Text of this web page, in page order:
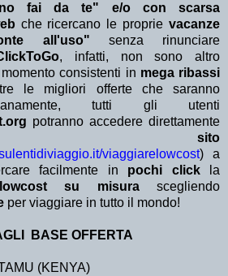
fai da te" e/o con scarsa
che ricercano le proprievacanze
all'uso" senza rinunciare
, infatti, non sono altro
consistenti in mega ribassi
le migliori offerte che saranno
tutti gli utenti
potranno accedere direttamente
sito
viaggiarelowcost) a
facilmente in pochi clickla
su misurascegliendo
per viaggiare in tutto il mondo!
BASE OFFERTA
(KENYA)